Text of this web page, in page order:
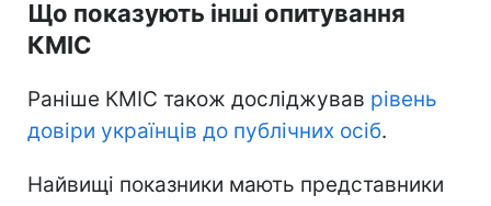
Що показують інші опитування
КМІС
Раніше КМІС також досліджував рівень
довіри українців до публічних осіб.
Найвищі показники мають представники